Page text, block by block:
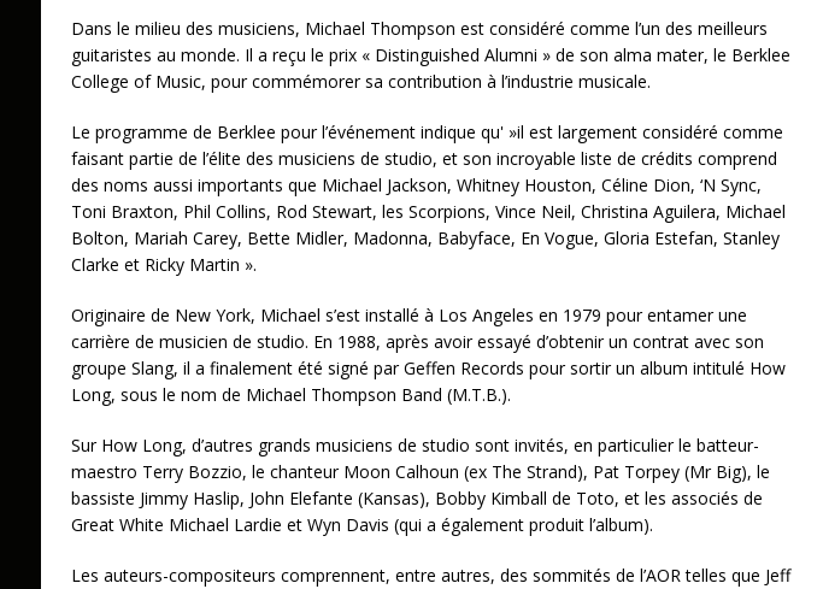
Dans le milieu des musiciens, Michael Thompson est considéré comme l’un des meilleurs
guitaristes au monde. Il a reçu le prix « Distinguished Alumni » de son alma mater, le Berklee
College of Music, pour commémorer sa contribution à l’industrie musicale.
Le programme de Berklee pour l’événement indique qu' »il est largement considéré comme
faisant partie de l’élite des musiciens de studio, et son incroyable liste de crédits comprend
des noms aussi importants que Michael Jackson, Whitney Houston, Céline Dion, ‘N Sync,
Toni Braxton, Phil Collins, Rod Stewart, les Scorpions, Vince Neil, Christina Aguilera, Michael
Bolton, Mariah Carey, Bette Midler, Madonna, Babyface, En Vogue, Gloria Estefan, Stanley
Clarke et Ricky Martin ».
Originaire de New York, Michael s’est installé à Los Angeles en 1979 pour entamer une
carrière de musicien de studio. En 1988, après avoir essayé d’obtenir un contrat avec son
groupe Slang, il a finalement été signé par Geffen Records pour sortir un album intitulé How
Long, sous le nom de Michael Thompson Band (M.T.B.).
Sur How Long, d’autres grands musiciens de studio sont invités, en particulier le batteur-
maestro Terry Bozzio, le chanteur Moon Calhoun (ex The Strand), Pat Torpey (Mr Big), le
bassiste Jimmy Haslip, John Elefante (Kansas), Bobby Kimball de Toto, et les associés de
Great White Michael Lardie et Wyn Davis (qui a également produit l’album).
Les auteurs-compositeurs comprennent, entre autres, des sommités de l’AOR telles que Jeff